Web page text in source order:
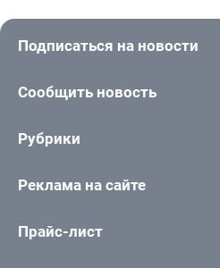
Подписаться на новости
Сообщить новость
Рубрики
Реклама на сайте
Прайс-лист